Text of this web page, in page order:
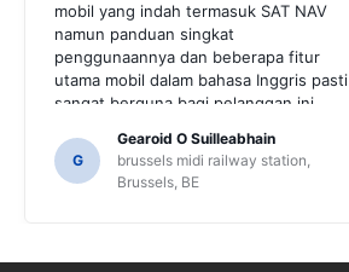
mobil yang indah termasuk SAT NAV
namun panduan singkat
penggunaannya dan beberapa fitur
utama mobil dalam bahasa Inggris pasti
sangat berguna bagi pelanggan ini.
penduduk setempat untuk
mendapatkan panduan dan hanya untuk
itu kami mungkin tidak mengetahui
G
Gearoid O Suilleabhain
brussels midi railway station,
Brussels, BE